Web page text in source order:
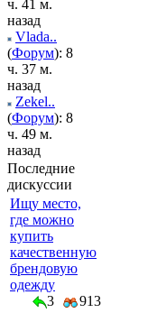
ч. 41 м.
назад
Vlada..
(Форум): 8
ч. 37 м.
назад
Zekel..
(Форум): 8
ч. 49 м.
назад
Последние
дискуссии
Ищу место,
где можно
купить
качественную
брендовую
одежду
3
913